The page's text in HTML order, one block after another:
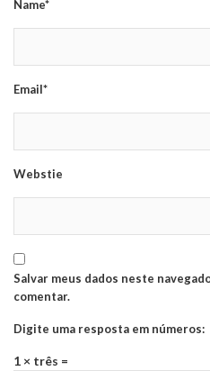
Name*
Email*
Webstie
Salvar meus dados neste
comentar.
Digite uma resposta em números:
1 × três =